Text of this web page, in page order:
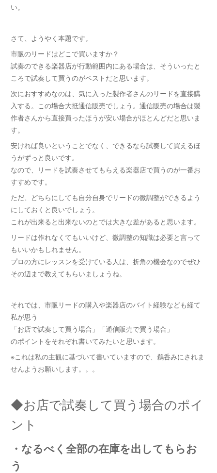
い。
さて、ようやく本題です。
市販のリードはどこで買いますか？
試奏のできる楽器店が行動範囲内にある場合は、そういったと
ころで試奏して買うのがベストだと思います。
次におすすめなのは、気に入った製作者さんのリードを直接購
入する。この場合大抵通信販売でしょう。通信販売の場合は製
作者さんから直接買ったほうが安い場合がほとんどだと思いま
す。
安ければ良いということでなく、できるなら試奏して買えるほ
うがずっと良いです。
なので、リードを試奏させてもらえる楽器店で買うのが一番お
すすめです。
ただ、どちらにしても自分自身でリードの微調整ができるよう
にしておくと良いでしょう。
これが出来ると出来ないのとでは大きな差があると思います。
リードは作れなくてもいいけど、微調整の知識は必要と言って
もいいかもしれません。
プロの方にレッスンを受けている人は、折角の機会なのでぜひ
その辺まで教えてもらいましょうね。
それでは、市販リードの購入や楽器店のバイト経験なども経て
私が思う
「お店で試奏して買う場合」「通信販売で買う場合」
のポイントをそれぞれ書いてみたいと思います。
※これは私の主観に基づいて書いていますので、鵜呑みにされま
せんようお願いします。。。
◆お店で試奏して買う場合のポイ
ント
・なるべく全部の在庫を出してもらお
う